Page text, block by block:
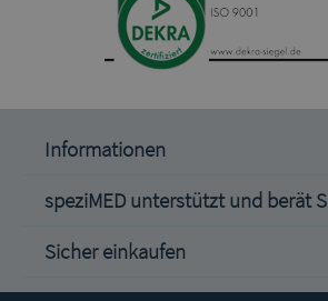
Informationen
speziMED unterstützt und berät
Sicher einkaufen